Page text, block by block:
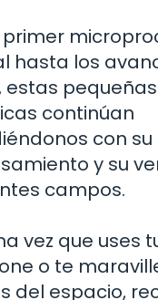
primer
hasta los
estas
continúan
con
y su
campos.
vez que uses
o te
del espacio,